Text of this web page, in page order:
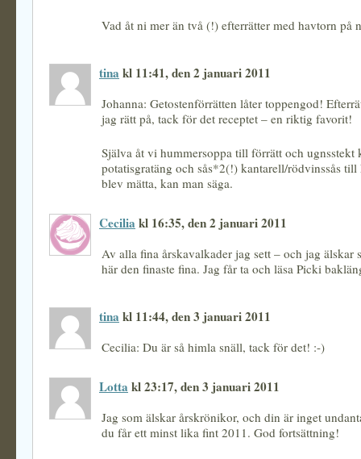
Vad åt ni mer än två (!) efterrätter med havtorn på
tina kl 11:41, den 2 januari 2011
Johanna: Getostenförrätten låter toppengod!
jag rätt på, tack för det receptet – en riktig favorit!
Själva åt vi hummersoppa till förrätt och ugnsstekt
potatisgratäng och sås*2(!) kantarell/rödvinssås
blev mätta, kan man säga.
Cecilia kl 16:35, den 2 januari 2011
Av alla fina årskavalkader jag sett – och jag älskar
här den finaste fina. Jag får ta och läsa Picki
tina kl 11:44, den 3 januari 2011
Cecilia: Du är så himla snäll, tack för det! :-)
Lotta kl 23:17, den 3 januari 2011
Jag som älskar årskrönikor, och din är inget
du får ett minst lika fint 2011. God fortsättning!